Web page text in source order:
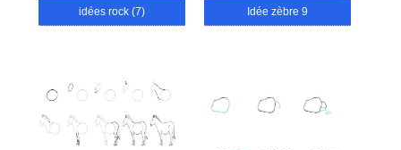
idées rock (7) Idée zèbre 9